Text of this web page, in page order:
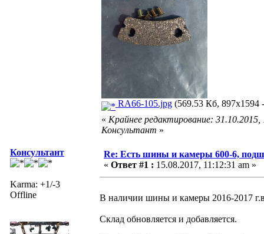
RA66-105.jpg (569.53 Кб, 897x1594
« Крайнее редактирование:
Консультант »
Консультант
Karma: +1/-3
Offline
Re: Есть шины и камеры 600-6,
« Ответ #1 : 15.08.2017, 11:12:31 am »
В наличии шины и камеры 2016-2017
Склад обновляется и добавляется.